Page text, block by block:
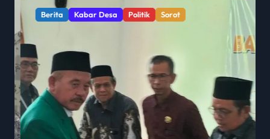
Berita Kabar Desa Politik Sorot